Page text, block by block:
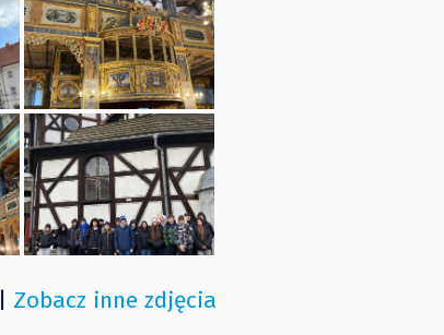
Zobacz inne zdjęcia